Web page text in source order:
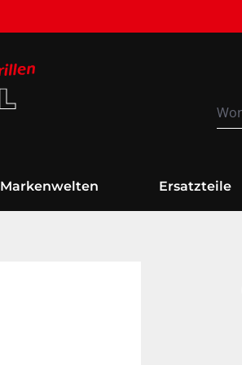
Markenwelten Ersatzteile